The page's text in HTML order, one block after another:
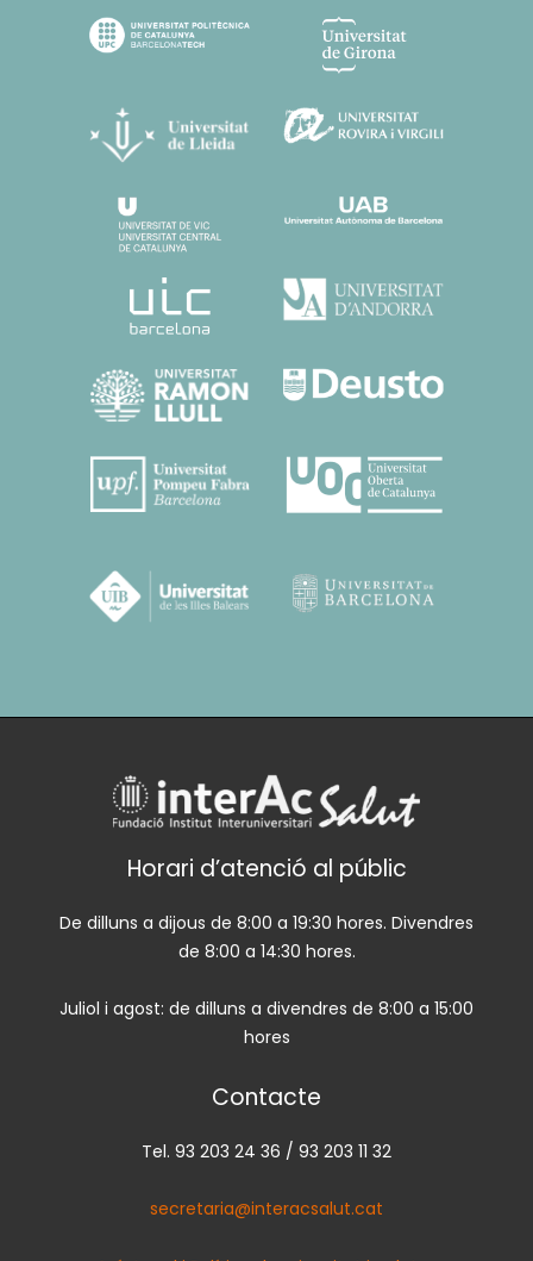
Horari d’atenció al públic
De dilluns a dijous de 8:00 a 19:30 hores. Divendres
de 8:00 a 14:30 hores.
Juliol i agost: de dilluns a divendres de 8:00 a 15:00
hores
Contacte
Tel. 93 203 24 36 / 93 203 11 32
secretaria@interacsalut.cat